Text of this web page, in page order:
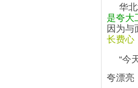
华
是夸大
因为与
长费心
“今
夸漂亮